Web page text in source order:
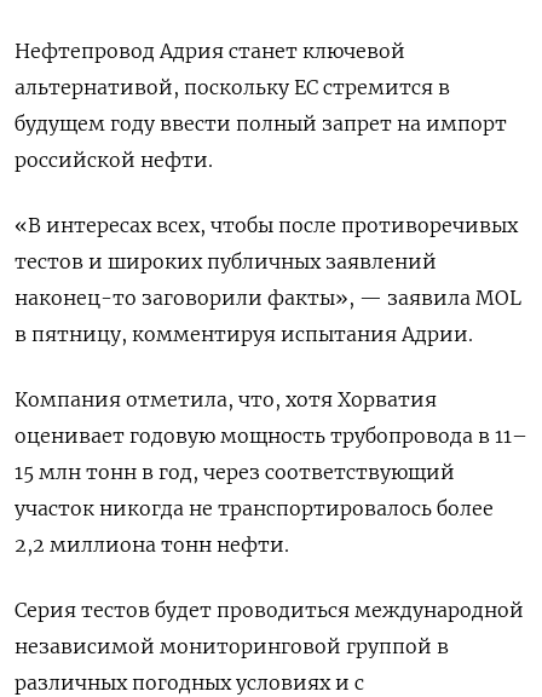
Нефтепровод Адрия станет ключевой
‌альтернативой, поскольку ЕС стремится в
будущем году ввести полный запрет на импорт
российской нефти.
«В интересах ​всех, чтобы после противоречивых
тестов и широких публичных заявлений
наконец-то заговорили факты», — ‌заявила MOL
в пятницу, комментируя испытания Адрии.
Компания отметила, что, хотя Хорватия
оценивает годовую ​мощность трубопровода в 11–
15 млн тонн в год, через соответствующий
участок никогда не транспортировалось ‌более
2,2 миллиона тонн нефти.
Серия тестов будет проводиться международной
независимой мониторинговой группой в
различных погодных условиях и с